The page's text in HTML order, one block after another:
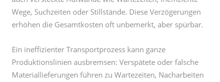
Ein ineffizienter Transportprozess kann ganze
Produktionslinien ausbremsen: Verspätete oder falsche
und höheren Energie- und Verschleißkosten. Ebenso
beeinträchtigen überlastete Verkehrswege, unklare
Zuständigkeiten oder fehlende Koordination die